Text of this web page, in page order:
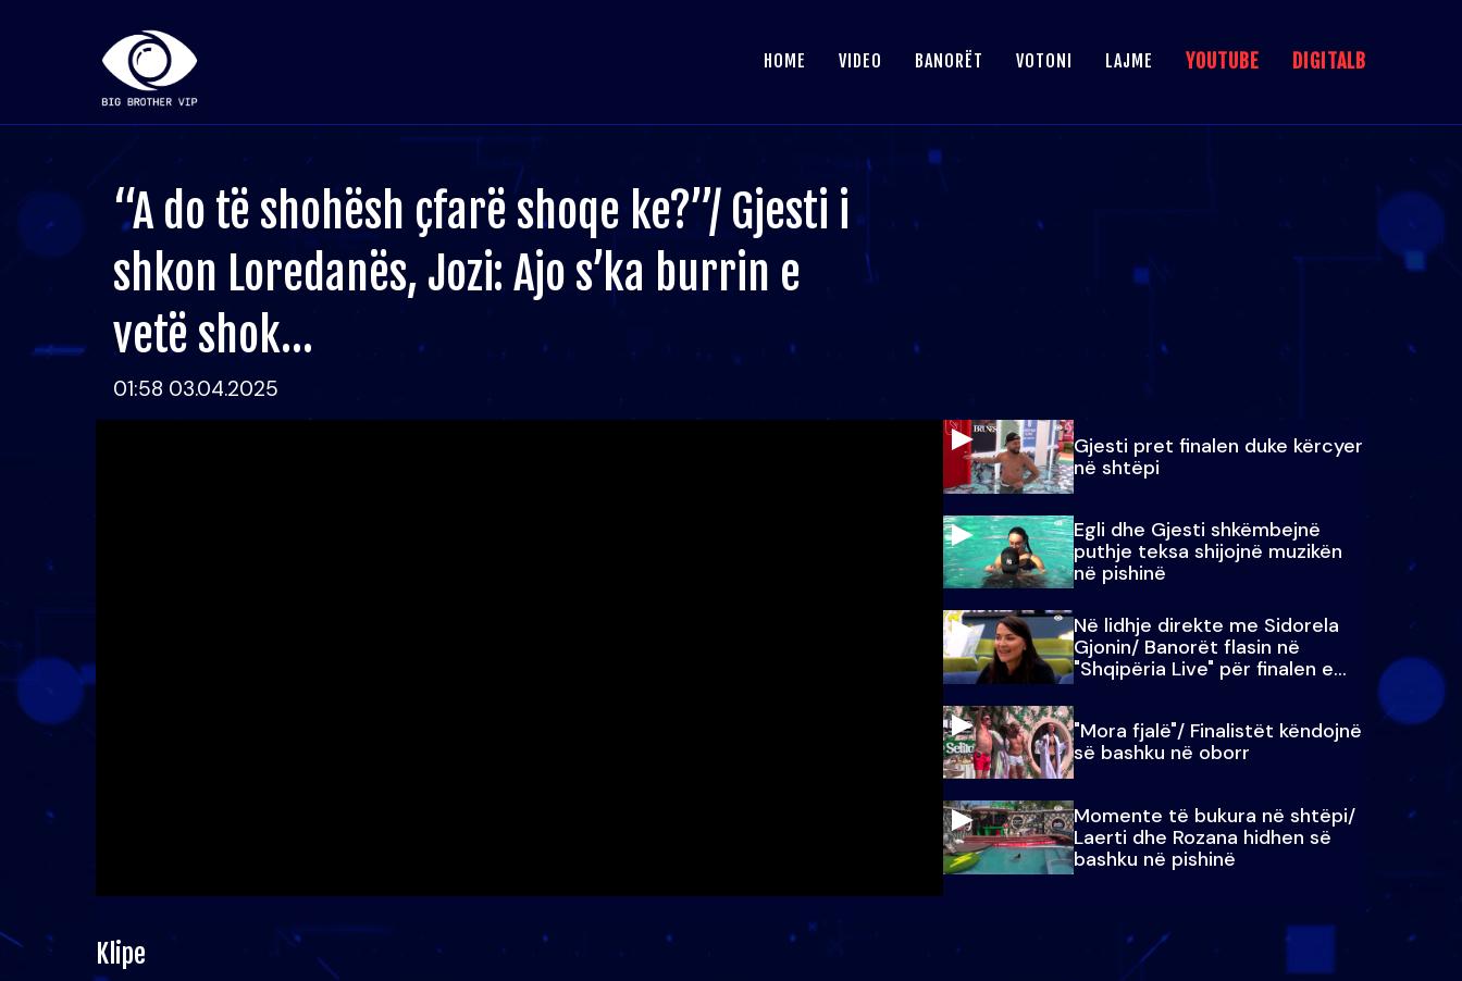
HOME VIDEO BANORËT VOTONI LAJME YOUTUBE DIGITALB
“A do të shohësh çfarë shoqe ke?”/ Gjesti i
shkon Loredanës, Jozi: Ajo s’ka burrin e
vetë shok…
01:58 03.04.2025
Gjesti pret finalen duke kërcyer
në shtëpi
Egli dhe Gjesti shkëmbejnë
puthje teksa shijojnë muzikën
në pishinë
Në lidhje direkte me Sidorela
Gjonin/ Banorët flasin në
"Shqipëria Live" për finalen e
madhe
"Mora fjalë"/ Finalistët këndojnë
së bashku në oborr
Momente të bukura në shtëpi/
Laerti dhe Rozana hidhen së
bashku në pishinë
Klipe